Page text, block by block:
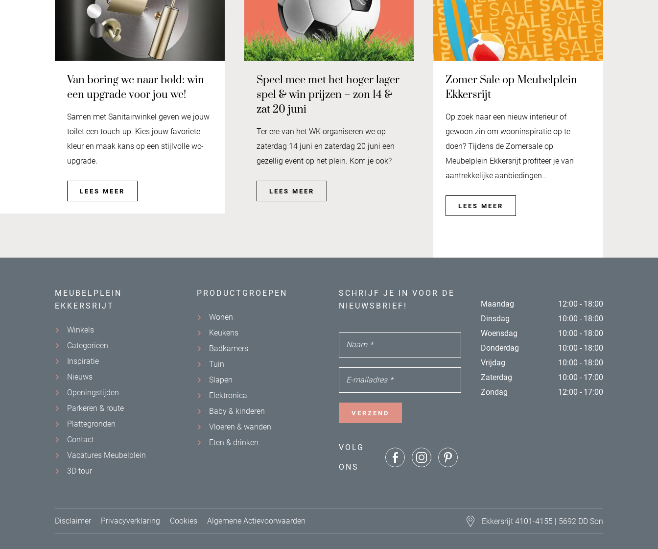
Van boring wc naar bold: win
een upgrade voor jou wc!
Samen met Sanitairwinkel geven we jouw
toilet een touch-up. Kies jouw favoriete
kleur en maak kans op een stijlvolle wc-
upgrade.
LEES MEER
Speel mee met het hoger lager
spel & win prijzen – zon 14 &
zat 20 juni
Ter ere van het WK organiseren we op
zaterdag 14 juni en zaterdag 20 juni een
gezellig event op het plein. Kom je ook?
LEES MEER
Zomer Sale op Meubelplein
Ekkersrijt
Op zoek naar een nieuw interieur of
gewoon zin om wooninspiratie op te
doen? Tijdens de Zomersale op
Meubelplein Ekkersrijt profiteer je van
aantrekkelijke aanbiedingen…
LEES MEER
MEUBELPLEIN
EKKERSRIJT
Winkels
Categorieën
Inspiratie
Nieuws
Openingstijden
Parkeren & route
Plattegronden
Contact
Vacatures Meubelplein
3D tour
PRODUCTGROEPEN
Wonen
Keukens
Badkamers
Tuin
Slapen
Elektronica
Baby & kinderen
Vloeren & wanden
Eten & drinken
SCHRIJF JE IN VOOR DE
NIEUWSBRIEF!
Naam *
E-mailadres *
VERZEND
VOLG
ONS
Maandag
12:00 - 18:00
Dinsdag
10:00 - 18:00
Woensdag
10:00 - 18:00
Donderdag
10:00 - 18:00
Vrijdag
10:00 - 18:00
Zaterdag
10:00 - 17:00
Zondag
12:00 - 17:00
Disclaimer Privacyverklaring Cookies Algemene Actievoorwaarden Ekkersrijt 4101-4155 | 5692 DD Son